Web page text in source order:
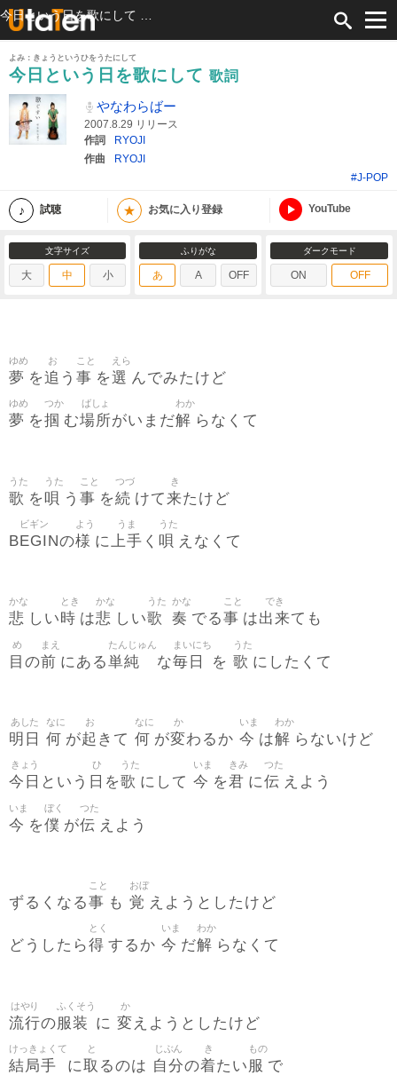
よみ：きょうというひをうたにして
今日という日を歌にして 歌詞
やなわらばー
2007.8.29 リリース
作詞
RYOJI
作曲
RYOJI
#J-POP
試聴 ★ お気に入り登録 YouTube
文字サイズ
大 中 小
ふりがな
あ A OFF
ダークモード
ON OFF
夢
ゆめ
を追
お
う 事
こと
を選
えら
んでみたけど
夢
ゆめ
を掴
つか
む場所
ばしょ
がいまだ解
わか
らなくて
歌
うた
を唄
うた
う 事
こと
を続
つづ
けて来
き
たけど
BEGIN
ビギン
の様
よう
に上手
うま
く 唄
うた
えなくて
悲
かな
しい時
とき
は悲
かな
しい歌
うた
奏
かな
でる事
こと
は出来
でき
ても
目
め
の前
まえ
にある単純
たんじゅん
な毎日
まいにち
を 歌
うた
にしたくて
明日
あした
何
なに
が起
お
きて 何
なに
が変
か
わるか 今
いま
は解
わか
らないけど
今日
きょう
という 日
ひ
を歌
うた
にして 今
いま
を君
きみ
に伝
つた
えよう
今
いま
を僕
ぼく
が伝
つた
えよう
ずるくなる事
こと
も 覚
おぼ
えようとしたけど
どうしたら得
とく
するか 今
いま
だ解
わか
らなくて
流行
はやり
の服装
ふくそう
に 変
か
えようとしたけど
結局手
けっきょくて
に取
と
るのは 自分
じぶん
の着
き
たい服
もの
で